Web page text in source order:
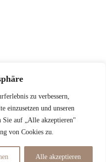
zu verbessern,
einzusetzen und unseren
Sie auf „Alle akzeptieren"
von Cookies zu.
Alle akzeptieren